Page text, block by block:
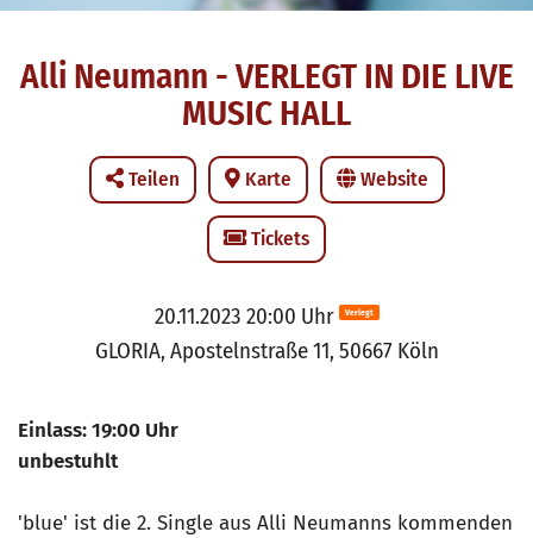
Alli Neumann - VERLEGT IN DIE LIVE
MUSIC HALL
Teilen Karte Website
Tickets
20.11.2023 20:00 Uhr Verlegt
GLORIA, Apostelnstraße 11, 50667 Köln
Einlass: 19:00 Uhr
unbestuhlt
'blue' ist die 2. Single aus Alli Neumanns kommenden